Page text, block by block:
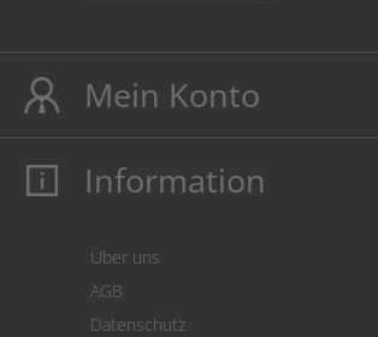
Mein Konto
Mein Konto
Information
Über uns
AGB
Datenschutz